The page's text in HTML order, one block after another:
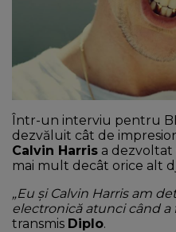
Într-un interviu pentru
dezvăluit cât de
Calvin Harris a dezvoltat
mai mult decât orice alt
„Eu și Calvin Harris am
electronică atunci când a
transmis Diplo.